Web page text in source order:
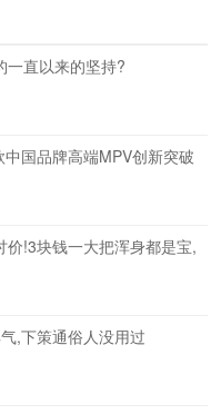
一直以来的坚持?
国品牌高端MPV创新突破
价!3块钱一大把浑身都是宝,
,下策通俗人没用过